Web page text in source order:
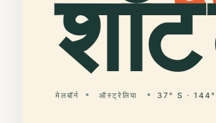
शॉट
मेलबॉर्न ऑस्ट्रेलिया 37° S · 144°